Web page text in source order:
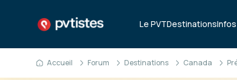
Le PVTDestinations
Accueil Forum Destinations Canada